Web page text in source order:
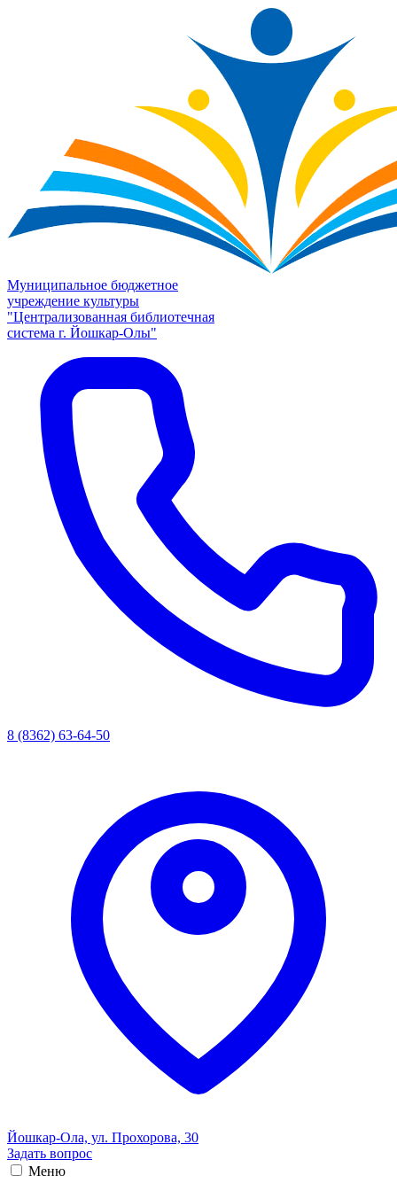
Муниципальное бюджетное
учреждение культуры
"Централизованная библиотечная
система г. Йошкар-Олы"
8 (8362) 63-64-50
Йошкар-Ола, ул. Прохорова, 30
Задать вопрос
Меню